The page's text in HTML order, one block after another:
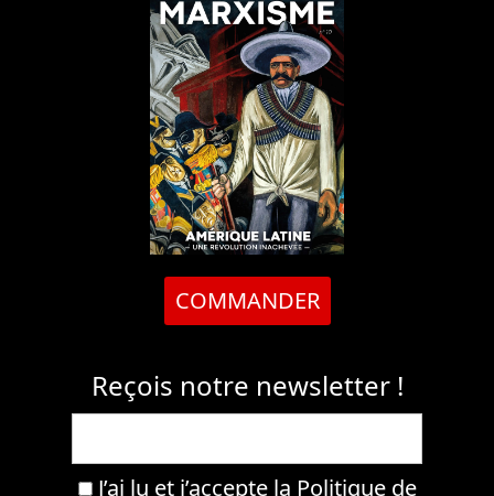
COMMANDER
Reçois notre newsletter !
J’ai lu et j’accepte la Politique de